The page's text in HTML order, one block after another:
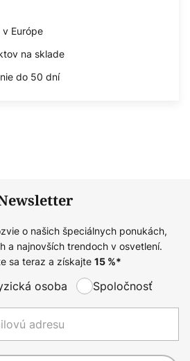
Európe
na sklade
do 50 dní
o našich špeciálnych ponukách,
a najnovších trendoch v osvetlení.
sa teraz a získajte 15%*
osoba Spoločnosť